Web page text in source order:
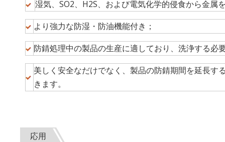
湿気、SO2、H2S、および電気化学的侵食から金属
より強力な防湿・防油機能付き；
防錆処理中の製品の生産に適しており、洗浄する必
美しく安全なだけでなく、製品の防錆期間を延長
きます。
応用